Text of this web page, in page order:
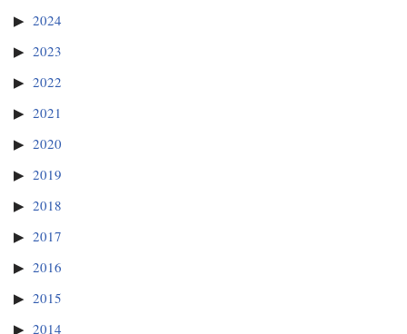
2024
2023
2022
2021
2020
2019
2018
2017
2016
2015
2014